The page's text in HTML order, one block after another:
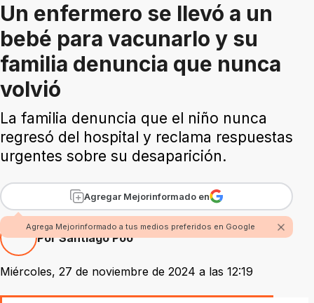
Un enfermero se llevó a un
bebé para vacunarlo y su
familia denuncia que nunca
volvió
La familia denuncia que el niño nunca
regresó del hospital y reclama respuestas
urgentes sobre su desaparición.
Agregar Mejorinformado en
Agrega Mejorinformado a tus medios preferidos en Google
Por Santiago Poo
Miércoles, 27 de noviembre de 2024 a las 12:19